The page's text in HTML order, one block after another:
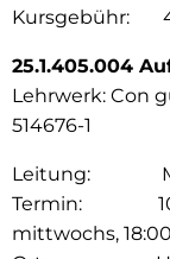
Kursgebühr:
25.1.405.004
Lehrwerk: Con
514676-1
Leitung:
Termin: 10
mittwochs,